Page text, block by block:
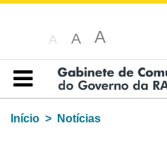
A A A
Índice
Início
Notícias